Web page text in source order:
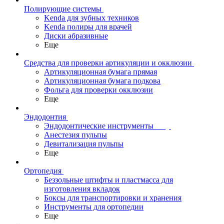
Полирующие системы
Kenda для зубных техников
Kenda полиры для врачей
Диски абразивные
Еще
Средства для проверки артикуляции и окклюзии
Артикуляционная бумага прямая
Артикуляционная бумага подкова
Фольга для проверки окклюзии
Еще
Эндодонтия
Эндодонтические инструменты
Анестезия пульпы
Девитализация пульпы
Еще
Ортопедия
Беззольные штифты и пластмасса для
изготовления вкладок
Боксы для транспортировки и хранения
Инструменты для ортопедии
Еще